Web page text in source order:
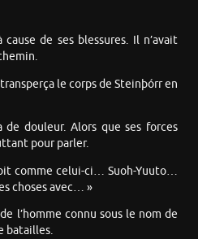
de ses blessures. Il n’avait
le corps de Steinþórr en
de douleur. Alors que ses forces
pour parler.
comme celui-ci… Suoh-Yuuto…
choses avec… »
l’homme connu sous le nom de
batailles.